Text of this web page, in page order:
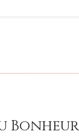
Bonheur